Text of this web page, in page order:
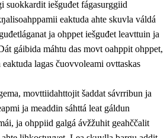
suokkardit iešguđet fágasurggiid
eaktuda ahte skuvla váldá
ja ohppet iešguđet leavttuin ja
gáibida máhtu das movt oahppit ohppet,
lagas čuovvoleami ovttaskas
movttiidahttojit šaddat sávrribun ja
ja meaddin sáhttá leat gáldun
ja ohppiid galgá ávžžuhit geahččalit